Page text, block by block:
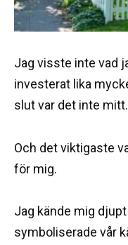
Jag visste inte vad
investerat lika
slut var det inte mitt.
Och det viktigaste
för mig.
Jag kände mig
symboliserade vår